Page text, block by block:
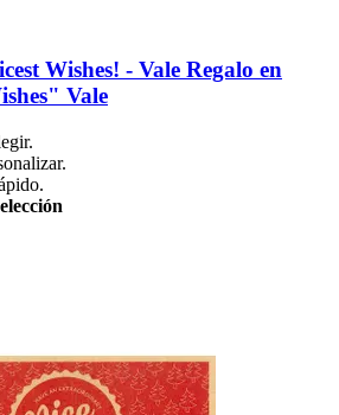
Wishes! -​ Vale Regalo en
Vale